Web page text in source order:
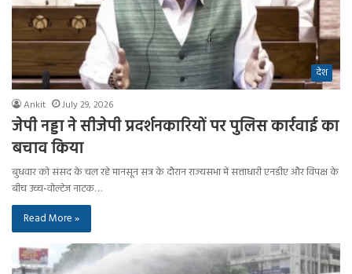
देश
Ankit July 29, 2026
जेपी नड्डा ने सीजेपी प्रदर्शनकारियों पर पुलिस कार्रवाई का
बचाव किया
बुधवार को संसद के चल रहे मानसून सत्र के दौरान राज्यसभा में सत्ताधारी एनडीए और विपक्ष के
बीच उच्च-वोल्टेज नाटक…
Read More »